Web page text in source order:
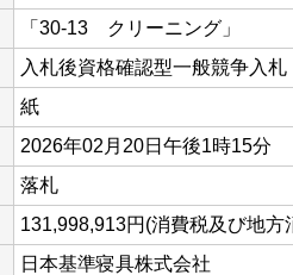
「30-13 クリーニング」
入札後資格確認型一般競争入札
紙
2026年02月20日午後1時15分
落札
131,998,913円(消費税及び地方
日本基準寝具株式会社